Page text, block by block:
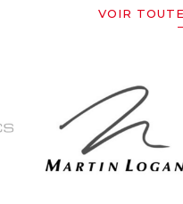
VOIR